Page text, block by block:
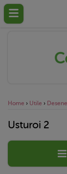
Home › Utile ›
Usturoi 2